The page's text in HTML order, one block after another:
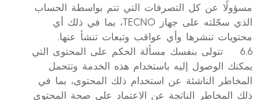
مسؤولًا عن كل التصرفات التي تتم بواسطة الحساب
الذي سجّلته على جهاز TECNO، بما في ذلك أي
محتويات تنشرها وأي عواقب وتبعات تنشأ عنها.
6.6 تتولى بنفسك مسألة الحكم على المحتوى التي
يمكنك الوصول إليه باستخدام هذه الخدمة وتتحمل
المخاطر الناشئة عن استخدام ذلك المحتوى، بما في
ذلك المخاطر الناتجة عن الاعتماد على صحة المحتوى